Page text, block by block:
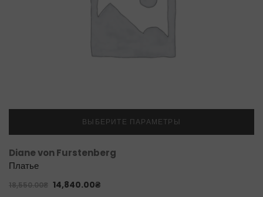
ВЫБЕРИТЕ ПАРАМЕТРЫ
Diane von Furstenberg
Платье
18,550.00₴ 14,840.00₴